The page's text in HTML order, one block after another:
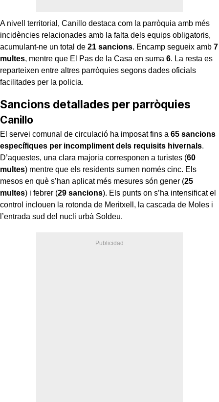
A nivell territorial, Canillo destaca com la parròquia amb més
incidències relacionades amb la falta dels equips obligatoris,
acumulant-ne un total de 21 sancions. Encamp segueix amb 7
multes, mentre que El Pas de la Casa en suma 6. La resta es
reparteixen entre altres parròquies segons dades oficials
facilitades per la policia.
Sancions detallades per parròquies
Canillo
El servei comunal de circulació ha imposat fins a 65 sancions
específiques per incompliment dels requisits hivernals.
D’aquestes, una clara majoria corresponen a turistes (60
multes) mentre que els residents sumen només cinc. Els
mesos en què s’han aplicat més mesures són gener (25
multes) i febrer (29 sancions). Els punts on s’ha intensificat el
control inclouen la rotonda de Meritxell, la cascada de Moles i
l’entrada sud del nucli urbà Soldeu.